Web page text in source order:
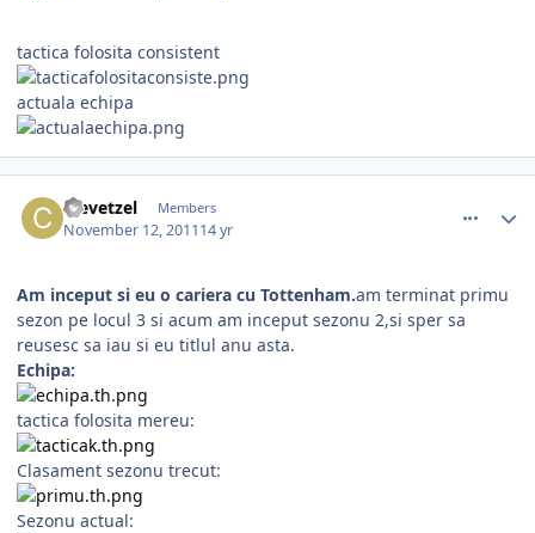
tactica folosita consistent
actuala echipa
crevetzel Members
November 12, 201114 yr
Am inceput si eu o cariera cu Tottenham.am terminat primu
sezon pe locul 3 si acum am inceput sezonu 2,si sper sa
reusesc sa iau si eu titlul anu asta.
Echipa:
tactica folosita mereu:
Clasament sezonu trecut:
Sezonu actual: